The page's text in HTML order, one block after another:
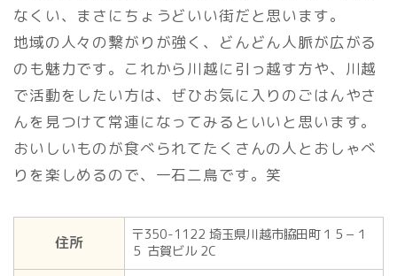
なくい、まさにちょうどいい街だと思います。
地域の人々の繋がりが強く、どんどん人脈が広がる
のも魅力です。これから川越に引っ越す方や、川越
で活動をしたい方は、ぜひお気に入りのごはんやさ
んを見つけて常連になってみるといいと思います。
おいしいものが食べられてたくさんの人とおしゃべ
りを楽しめるので、一石二鳥です。笑
住所
〒350-1122 埼玉県川越市脇田町１５−１
５ 古賀ビル 2C